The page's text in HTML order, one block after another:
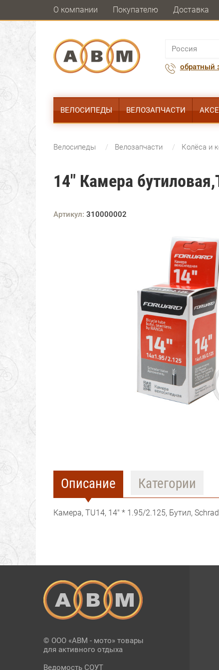
О компании Покупателю Доставка
обратный
ВЕЛОСИПЕДЫ ВЕЛОЗАПЧАСТИ
Велосипеды Велозапчасти Колёса и
14" Камера
Артикул: 310000002
Описание Категории
Камера, TU14, 14" * 1.95/2.125, Бутил,
© ООО «АВМ - мото» товары
для активного отдыха
Ведомость СОУТ